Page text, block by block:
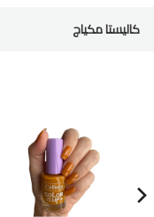
كاليستا مكياج